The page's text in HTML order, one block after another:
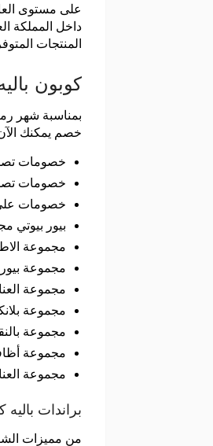
داخل المملكة
المنتجات
كوبون
بمناسبة شهر
خصم يمكنك الآن
خصومات تصل الى 50% على الفا بارف و هي منتجات العناية المتكاملة بالشعر ويمكن
خصومات تصل الى 40% من السعر الأساسي على
خصومات على
بيور بيوتي مجموعة
مجموعة الاطلالة المشرفة
مجموعة بيور بيوتي
مجموعة العناية بالشعر
مجموعة بلانكس
مجموعة بالنقاء و الاشراف من
مجموعة أظافر قوية
مجموعة العناية
براندات باليه
من مميزات